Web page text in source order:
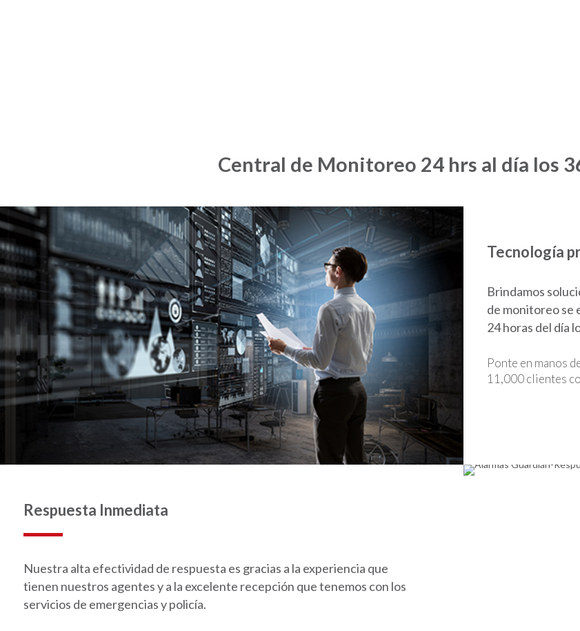
Central de Monitoreo 24 hrs al día los
Tecnología
Brindamos
de monitoreo se
24 horas del día
Ponte en manos
11,000 clientes
Respuesta Inmediata
Nuestra alta efectividad de respuesta es gracias a la experiencia que
tienen nuestros agentes y a la excelente recepción que tenemos con los
servicios de emergencias y policía.